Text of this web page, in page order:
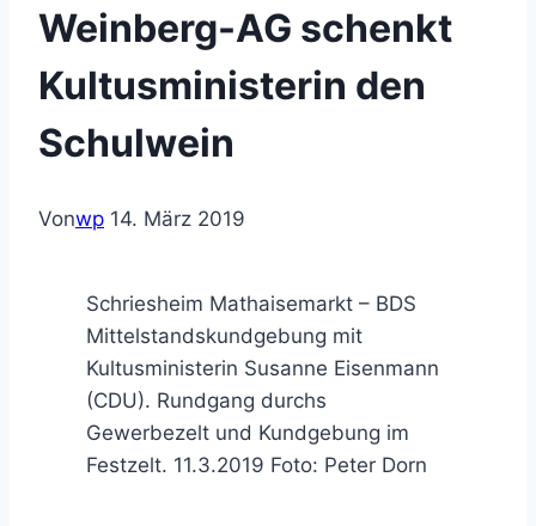
Weinberg-AG schenkt
Kultusministerin den
Schulwein
Vonwp 14. März 2019
Schriesheim Mathaisemarkt – BDS
Mittelstandskundgebung mit
Kultusministerin Susanne Eisenmann
(CDU). Rundgang durchs
Gewerbezelt und Kundgebung im
Festzelt. 11.3.2019 Foto: Peter Dorn